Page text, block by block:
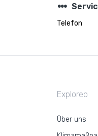
steppers
Telefon
Exploreo
Über uns